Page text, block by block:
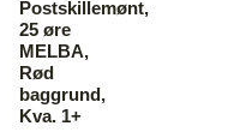
Postskillemønt,
25 øre
MELBA,
Rød
baggrund,
Kva. 1+